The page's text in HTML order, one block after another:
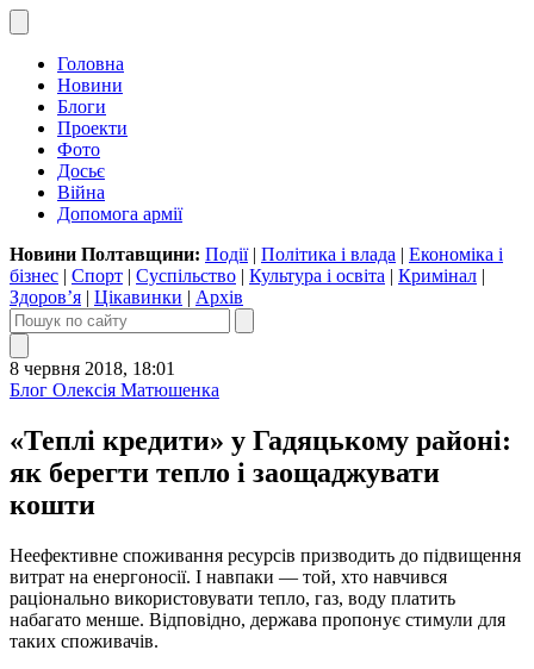
Головна
Новини
Блоги
Проекти
Фото
Досьє
Війна
Допомога армії
Новини Полтавщини: Події| Політика і влада | Економіка і
бізнес | Спорт | Суспільство | Культура і освіта | Кримінал |
Здоров’я | Цікавинки | Архів
8 червня 2018, 18:01
Блог Олексія Матюшенка
«Теплі кредити» у Гадяцькому районі:
як берегти тепло і заощаджувати
кошти
Неефективне споживання ресурсів призводить до підвищення
витрат на енергоносії. І навпаки — той, хто навчився
раціонально використовувати тепло, газ, воду платить
набагато менше. Відповідно, держава пропонує стимули для
таких споживачів.